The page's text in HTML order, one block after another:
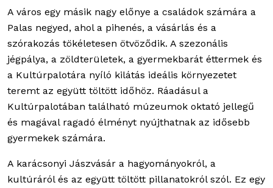
A város egy másik nagy előnye a családok számára a
Palas negyed, ahol a pihenés, a vásárlás és a
szórakozás tökéletesen ötvöződik. A szezonális
jégpálya, a zöldterületek, a gyermekbarát éttermek és
a Kultúrpalotára nyíló kilátás ideális környezetet
teremt az együtt töltött időhöz. Ráadásul a
Kultúrpalotában található múzeumok oktató jellegű
és magával ragadó élményt nyújthatnak az idősebb
gyermekek számára.
A karácsonyi Jászvásár a hagyományokról, a
kultúráról és az együtt töltött pillanatokról szól. Ez egy